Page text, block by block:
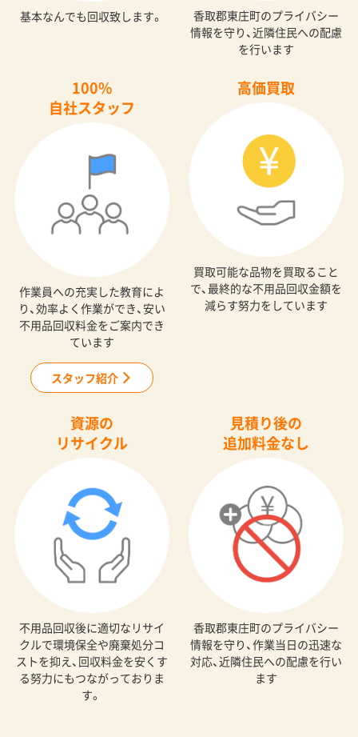
基本なんでも回収致します。
香取郡東庄町のプライバシー
情報を守り、近隣住民への配慮
を行います
100%
自社スタッフ
作業員への充実した教育によ
り、効率よく作業ができ、安い
不用品回収料金をご案内でき
ています
スタッフ紹介
高価買取
買取可能な品物を買取ること
で、最終的な不用品回収金額を
減らす努力をしています
資源の
リサイクル
不用品回収後に適切なリサイ
クルで環境保全や廃棄処分コ
ストを抑え、回収料金を安くす
る努力にもつながっておりま
す。
見積り後の
追加料金なし
香取郡東庄町のプライバシー
情報を守り、作業当日の迅速な
対応、近隣住民への配慮を行い
ます